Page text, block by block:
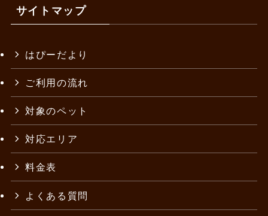
サイトマップ
はぴーだより
ご利用の流れ
対象のペット
対応エリア
料金表
よくある質問